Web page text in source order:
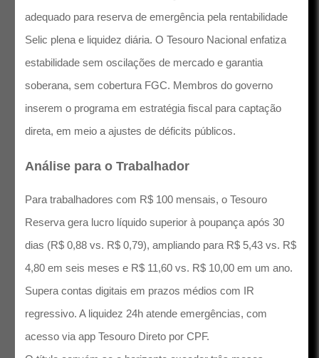
adequado para reserva de emergência pela rentabilidade
Selic plena e liquidez diária. O Tesouro Nacional enfatiza
estabilidade sem oscilações de mercado e garantia
soberana, sem cobertura FGC. Membros do governo
inserem o programa em estratégia fiscal para captação
direta, em meio a ajustes de déficits públicos.
Análise para o Trabalhador
Para trabalhadores com R$ 100 mensais, o Tesouro
Reserva gera lucro líquido superior à poupança após 30
dias (R$ 0,88 vs. R$ 0,79), ampliando para R$ 5,43 vs. R$
4,80 em seis meses e R$ 11,60 vs. R$ 10,00 em um ano.
Supera contas digitais em prazos médios com IR
regressivo. A liquidez 24h atende emergências, com
acesso via app Tesouro Direto por CPF.